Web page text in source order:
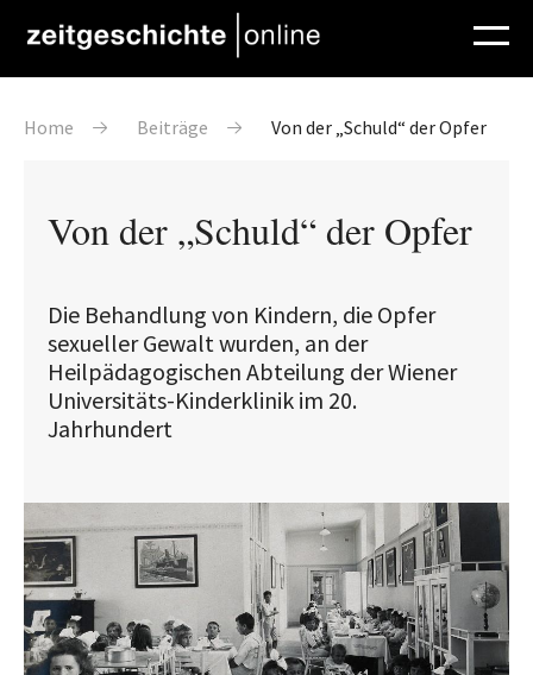
Pfadnavigation
Home Beiträge Von der „Schuld“ der Opfer
Von der „Schuld“ der Opfer
Die Behandlung von Kindern, die Opfer
sexueller Gewalt wurden, an der
Heilpädagogischen Abteilung der Wiener
Universitäts-Kinderklinik im 20.
Jahrhundert